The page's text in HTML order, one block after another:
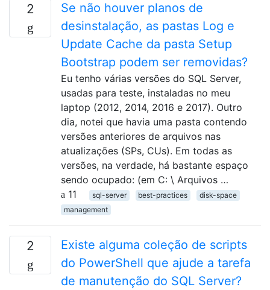
2
Se não houver planos de
desinstalação, as pastas Log e
Update Cache da pasta Setup
Bootstrap podem ser removidas?
Eu tenho várias versões do SQL Server,
usadas para teste, instaladas no meu
laptop (2012, 2014, 2016 e 2017). Outro
dia, notei que havia uma pasta contendo
versões anteriores de arquivos nas
atualizações (SPs, CUs). Em todas as
versões, na verdade, há bastante espaço
sendo ocupado: (em C: \ Arquivos …
11
sql-server best-practices
disk-space
management
2
Existe alguma coleção de scripts
do PowerShell que ajude a tarefa
de manutenção do SQL Server?